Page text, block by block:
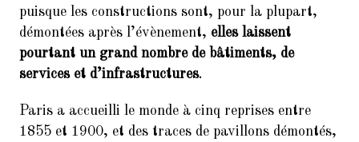
9.
Balades Parisiennes de l’AI –
Paris et ses Passages couverts
(Samedi 17 mars à 10h30)
10. Faire du Sport à la Cité à petit
11. 10ème dictée des mots d’or
puisque les constructions sont, pour la plupart,
démontées après l’évènement, elles laissent
pourtant un grand nombre de bâtiments, de
services et d’infrastructures.
Paris a accueilli le monde à cinq reprises entre
1855 et 1900, et des traces de pavillons démontés,